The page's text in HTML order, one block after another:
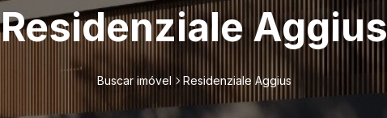
Residenziale Aggius
Buscar imóvel Residenziale Aggius